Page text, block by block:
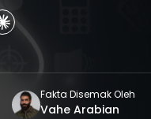
Fakta Disemak Oleh
Vahe Arabian